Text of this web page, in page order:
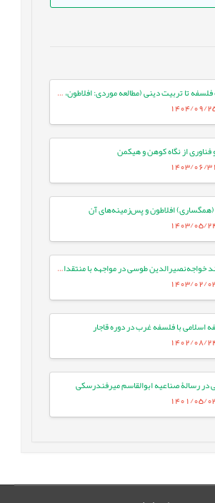
از مسئولیت فلسفه تا تربیت دینی (مطالعه موردی: افلاطون، هرست و ملاصدرا)
از نگاه کوهن و هیکمن
افلاطون و پس‌زمینه‌های آن
روش نظام‌مند خواجه‌نصیرالدین طوسی در مواجهه با منتقدان فلسفة اسلامی
اسلامی با فلسفه غرب در دوره قاجار
در رسالۀ صناعیه ابوالقاسم میرفندرسکی